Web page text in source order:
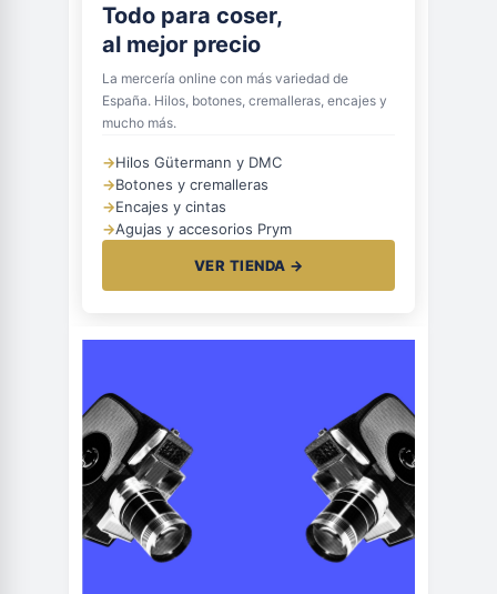
Todo para coser,
al mejor precio
La mercería online con más variedad de
España. Hilos, botones, cremalleras, encajes y
mucho más.
→Hilos Gütermann y DMC
→Botones y cremalleras
→Encajes y cintas
→Agujas y accesorios Prym
VER TIENDA →